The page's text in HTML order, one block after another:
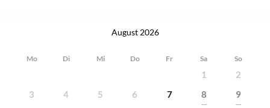
August 2026
Mo Di Mi Do Fr Sa So
1
2
3
4 5 6 7 8
---
9
---